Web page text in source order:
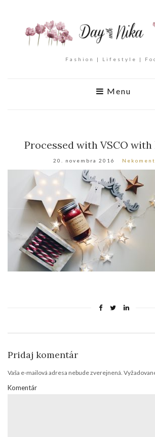
Fashion | Lifestyle |
Menu
Processed with VSCO with
20. novembra 2016
Pridaj komentár
Vaša e-mailová adresa nebude zverejnená.
Komentár